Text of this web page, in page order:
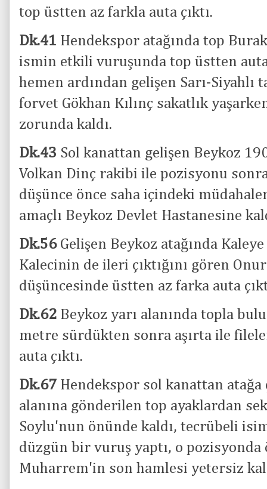
top üstten az farkla auta çıktı.
Dk.41 Hendekspor atağında top
ismin etkili vuruşunda top üstten
hemen ardından gelişen Sarı-Siyahlı
forvet Gökhan Kılınç sakatlık
zorunda kaldı.
Dk.43 Sol kanattan gelişen Beykoz
Volkan Dinç rakibi ile pozisyonu
düşünce önce saha içindeki
amaçlı Beykoz Devlet Hastanesine
Dk.56Gelişen Beykoz atağında
Kalecinin de ileri çıktığını gören
düşüncesinde üstten az farka auta
Dk.62 Beykoz yarı alanında topla
metre sürdükten sonra aşırta ile
auta çıktı.
Dk.67 Hendekspor sol kanattan atağa
alanına gönderilen top ayaklardan
Soylu'nun önünde kaldı, tecrübeli
düzgün bir vuruş yaptı, o pozisyonda
Muharrem'in son hamlesi yetersiz